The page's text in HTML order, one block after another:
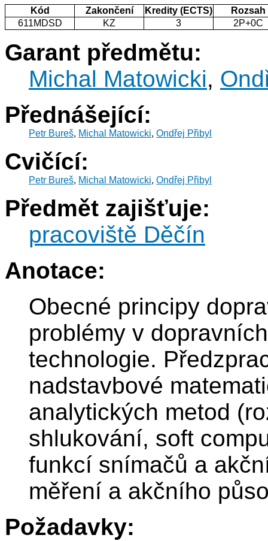
Kód Zakončení Kredity (ECTS)
Rozsah
611MDSD
KZ 3 2P+0C
Garant předmětu:
Michal Matowicki,
Přednášející:
Petr Bureš, Michal Matowicki, Ondřej Přibyl
Cvičící:
Petr Bureš, Michal Matowicki, Ondřej Přibyl
Předmět zajišťuje:
pracoviště Děčín
Anotace:
Obecné principy
problémy v
technologie.
nadstavbové
analytických metod
shlukování, soft
funkcí snímačů a
měření a akčního
Požadavky: